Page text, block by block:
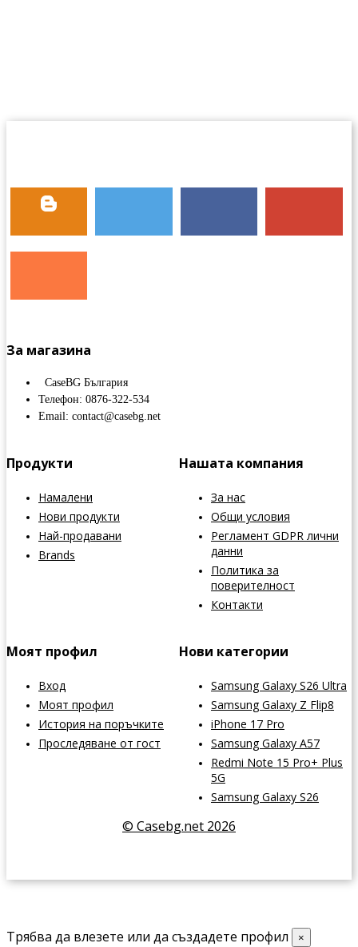
За магазина
CaseBG България
Телефон: 0876-322-534
Email: contact@casebg.net
Продукти
Намалени
Нови продукти
Най-продавани
Brands
Нашата компания
За нас
Общи условия
Регламент GDPR лични
данни
Политика за
поверителност
Контакти
Моят профил
Вход
Моят профил
История на поръчките
Проследяване от гост
Нови категории
Samsung Galaxy S26 Ultra
Samsung Galaxy Z Flip8
iPhone 17 Pro
Samsung Galaxy A57
Redmi Note 15 Pro+ Plus
5G
Samsung Galaxy S26
© Casebg.net 2026
Трябва да влезете или да създадете профил ×